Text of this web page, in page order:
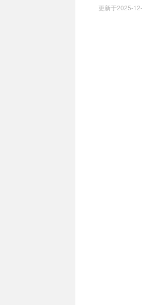
更新于2025-